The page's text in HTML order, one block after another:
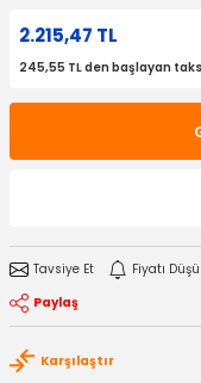
2.215,47 TL
245,55 TL den başlayan
Tavsiye Et
Fiyatı
Paylaş
Karşılaştır